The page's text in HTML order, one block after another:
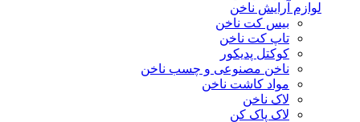
لوازم آرایش ناخن
بیس کت ناخن
تاپ کت ناخن
کوکتل پدیکور
ناخن مصنوعی و چسب ناخن
مواد کاشت ناخن
لاک ناخن
لاک پاک کن